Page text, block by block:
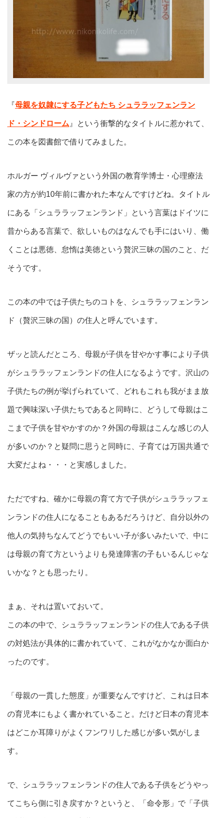
『母親を奴隷にする子どもたち シュララッフェンラン
ド・シンドローム 』という衝撃的なタイトルに惹かれて、
この本を図書館で借りてみました。
ホルガー ヴィルヴァという外国の教育学博士・心理療法
家の方が約10年前に書かれた本なんですけどね。タイトル
にある「シュララッフェンランド」という言葉はドイツに
昔からある言葉で、欲しいものはなんでも手にはいり、働
くことは悪徳、怠惰は美徳という贅沢三昧の国のこと、だ
そうです。
この本の中では子供たちのコトを、シュララッフェンラン
ド（贅沢三昧の国）の住人と呼んでいます。
ザッと読んだところ、母親が子供を甘やかす事により子供
がシュララッフェンランドの住人になるようです。沢山の
子供たちの例が挙げられていて、どれもこれも我がまま放
題で興味深い子供たちであると同時に、どうして母親はこ
こまで子供を甘やかすのか？外国の母親はこんな感じの人
が多いのか？と疑問に思うと同時に、子育ては万国共通で
大変だよね・・・と実感しました。
ただですね、確かに母親の育て方で子供がシュララッフェ
ンランドの住人になることもあるだろうけど、自分以外の
他人の気持ちなんてどうでもいい子が多いみたいで、中に
は母親の育て方というよりも発達障害の子もいるんじゃな
いかな？とも思ったり。
まぁ、それは置いておいて。
この本の中で、シュララッフェンランドの住人である子供
の対処法が具体的に書かれていて、これがなかなか面白か
ったのです。
「母親の一貫した態度」が重要なんですけど、これは日本
の育児本にもよく書かれていること。だけど日本の育児本
はどこか耳障りがよくフンワリした感じが多い気がしま
す。
で、シュララッフェンランドの住人である子供をどうやっ
てこちら側に引き戻すか？というと、「命令形」で「子供